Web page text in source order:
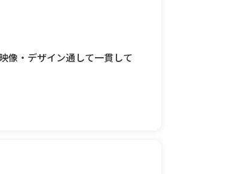
像・デザイン通して一貫して